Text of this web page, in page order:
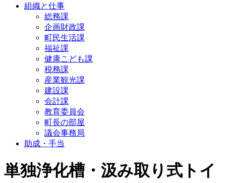
組織と仕事
総務課
企画財政課
町民生活課
福祉課
健康こども課
税務課
産業観光課
建設課
会計課
教育委員会
町長の部屋
議会事務局
助成・手当
単独浄化槽・汲み取り式トイ